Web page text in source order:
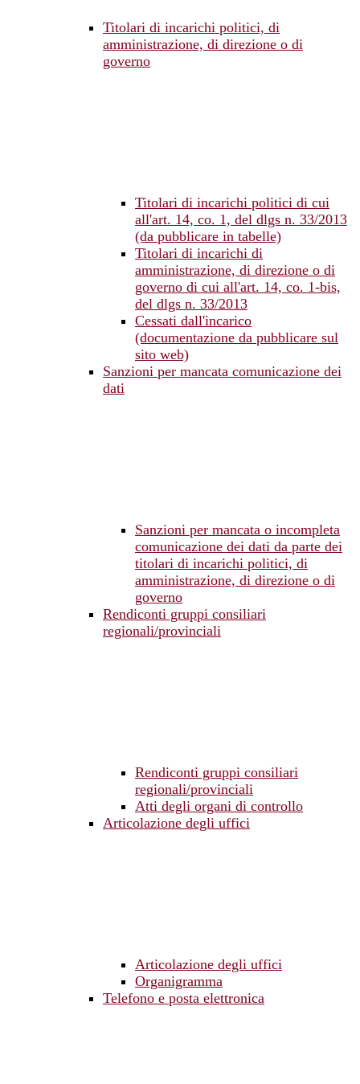
Titolari di incarichi politici, di
amministrazione, di direzione o di
governo
Titolari di incarichi politici di cui
all'art. 14, co. 1, del dlgs n. 33/2013
(da pubblicare in tabelle)
Titolari di incarichi di
amministrazione, di direzione o di
governo di cui all'art. 14, co. 1-bis,
del dlgs n. 33/2013
Cessati dall'incarico
(documentazione da pubblicare sul
sito web)
Sanzioni per mancata comunicazione dei
dati
Sanzioni per mancata o incompleta
comunicazione dei dati da parte dei
titolari di incarichi politici, di
amministrazione, di direzione o di
governo
Rendiconti gruppi consiliari
regionali/provinciali
Rendiconti gruppi consiliari
regionali/provinciali
Atti degli organi di controllo
Articolazione degli uffici
Articolazione degli uffici
Organigramma
Telefono e posta elettronica